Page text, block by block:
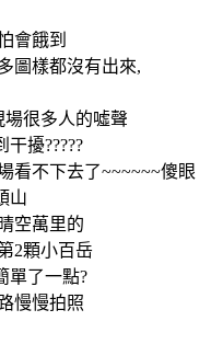
會餓到
圖樣都沒有出來,
場很多人的噓聲
擾?????
看不下去了~~~~~~傻眼
山
空萬里的
2顆小百岳
單了一點?
慢慢拍照